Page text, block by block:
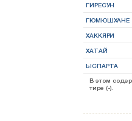
ГИРЕСУН
ГЮМЮШХАНЕ
ХАККЯРИ
ХАТАЙ
ЫСПАРТА
В этом
тире (-).